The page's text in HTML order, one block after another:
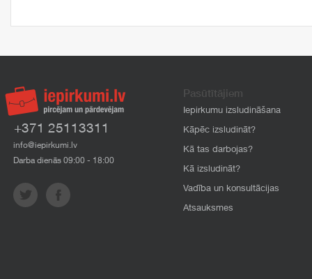
+371 25113311
info@iepirkumi.lv
Darba dienās 09:00 - 18:00
Pasūtītājiem
Iepirkumu izsludināšana
Kāpēc izsludināt?
Kā tas darbojas?
Kā izsludināt?
Vadība un konsultācijas
Atsauksmes